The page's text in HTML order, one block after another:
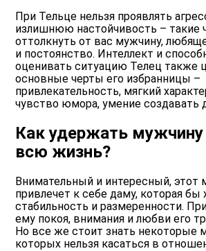
При Тельце нельзя проявлять
излишнюю настойчивость – такие
оттолкнуть от вас мужчину,
и постоянство. Интеллект и
оценивать ситуацию Телец также
основные черты его избранницы –
привлекательность, мягкий
чувство юмора, умение
Как удержать мужчину
всю жизнь?
Внимательный и интересный, этот
привлечет к себе даму, которая бы
стабильность и размеренности.
ему покоя, внимания и любви его
Но все же стоит знать некоторые
которых нельзя касаться в